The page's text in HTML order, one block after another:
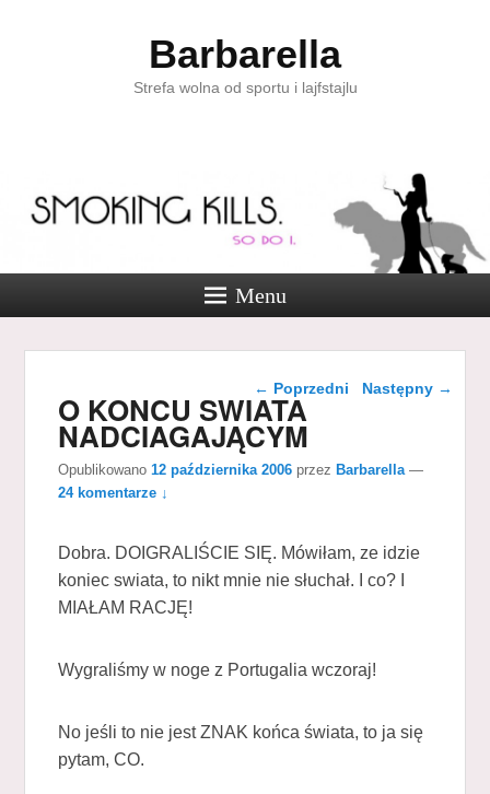
Barbarella
Strefa wolna od sportu i lajfstajlu
Menu
Nawigacja wpisu
← Poprzedni Następny →
O KONCU SWIATA
NADCIAGAJĄCYM
Opublikowano12 października 2006 przez Barbarella —
24 komentarze ↓
Dobra. DOIGRALIŚCIE SIĘ. Mówiłam, ze idzie
koniec swiata, to nikt mnie nie słuchał. I co? I
MIAŁAM RACJĘ!
Wygraliśmy w noge z Portugalia wczoraj!
No jeśli to nie jest ZNAK końca świata, to ja się
pytam, CO.